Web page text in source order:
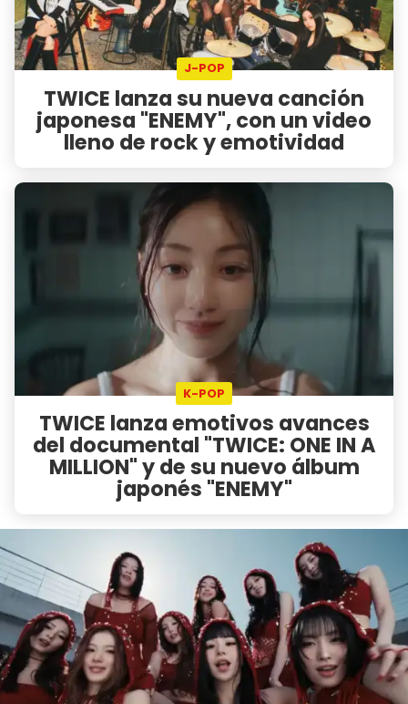
J-POP
TWICE lanza su nueva canción
japonesa "ENEMY", con un video
lleno de rock y emotividad
K-POP
TWICE lanza emotivos avances
del documental "TWICE: ONE IN A
MILLION" y de su nuevo álbum
japonés "ENEMY"